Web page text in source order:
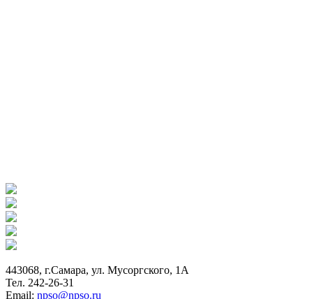
443068, г.Самара, ул. Мусоргского, 1А
Тел. 242-26-31
Email: npso@npso.ru